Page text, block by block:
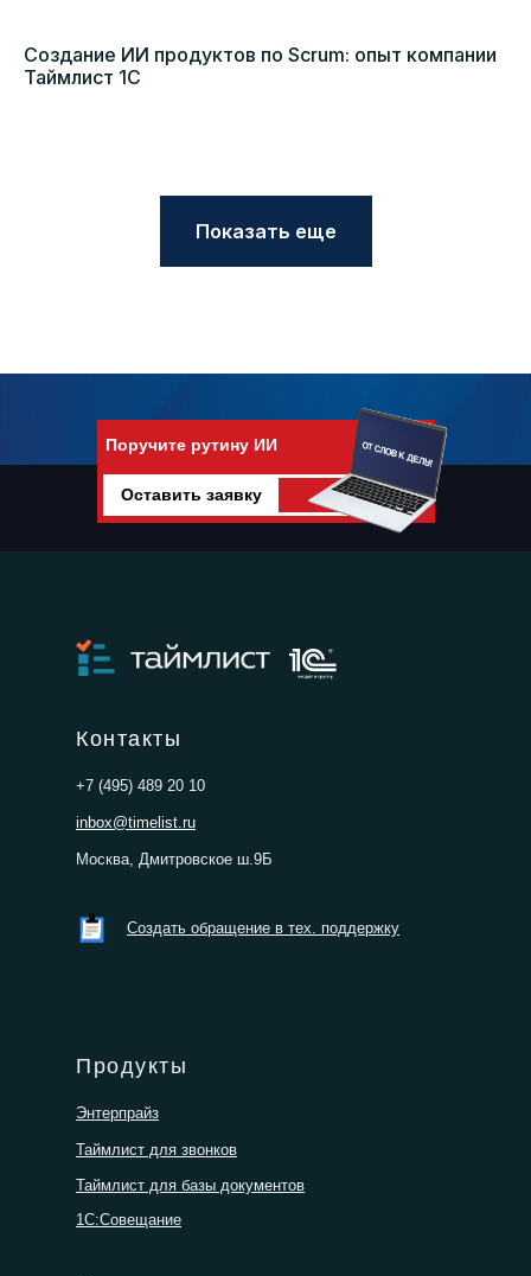
Создание ИИ продуктов по Scrum: опыт компании
Таймлист 1С
Показать еще
Оставить заявку
Поручите рутину ИИ
Создать обращение в тех. поддержку
+7 (495) 489 20 10
inbox@timelist.ru
Москва, Дмитровское ш.9Б
Контакты
Таймлист для звонков
Энтерпрайз
1С:Совещание
Таймлист для базы документов
Продукты